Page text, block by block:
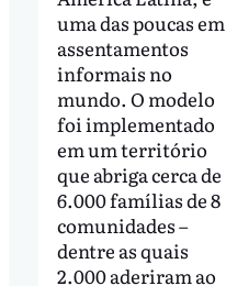
uma das poucas em
assentamentos
informais no
mundo. O modelo
foi implementado
em um território
que abriga cerca de
6.000 famílias de 8
comunidades –
dentre as quais
2.000 aderiram ao